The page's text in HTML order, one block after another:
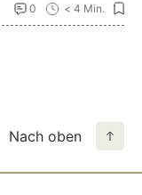
0 < 4 Min.
Nach oben